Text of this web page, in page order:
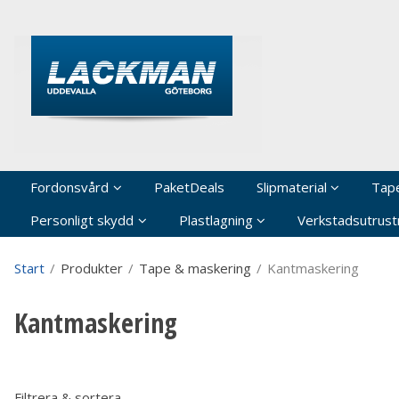
Fordonsvård PaketDeals Slipmaterial
Personligt skydd
Plastlagning
Start / Produkter / Tape & maskering / Kantmaskering
Kantmaskering